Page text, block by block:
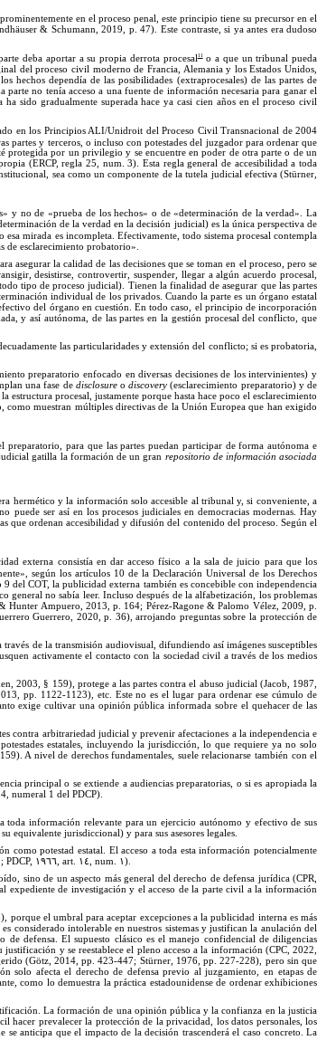
en el proceso penal, este principio tiene su precursor en el
& Schumann, 2019, p.47). Este contraste, si ya antes era dudoso
deba aportar a su propia derrota procesal11o a que un tribunal pueda
del proceso civil moderno de Francia, Alemania y los Estados Unidos,
hechos dependía de las posibilidades (extraprocesales) de las partes de
parte no tenía acceso a una fuente de información necesaria para ganar el
sido gradualmente superada hace ya casi cien años en el proceso civil
en los Principios ALI/Unidroit del Proceso Civil Transnacional de 2004
partes y terceros, o incluso con potestades del juzgador para ordenar que
éprotegida por un privilegio y se encuentre en poder de otra parte o de un
(ERCP, regla 25, num. 3). Esta reglageneral de accesibilidad a toda
sea como un componente de la tutela judicial efectiva (Stürner,
»y no de «prueba de los hechos» o de «determinación de la verdad».
La
de la verdad en la decisión judicial) es la única perspectiva de
esa mirada es incompleta. Efectivamente, todo sistema procesal contempla
de esclarecimiento probatorio».
asegurar la calidad de las decisiones que se toman en el proceso, pero se
desistirse, controvertir, suspender, llegar a algún acuerdo procesal,
tipode proceso judicial). Tienen la finalidad de asegurar que las partes
individual de los privados. Cuando la parte es un órgano estatal
del órgano en cuestión.Entodo caso, el principio de incorporación
y así autónoma, de las partes en la gestión procesal del conflicto, que
las particularidades y extensión del conflicto; si es probatoria,
preparatorio enfocado en diversas decisiones de los intervinientes) y
una fase de disclosureodiscovery (esclarecimiento preparatorio) y de
procesal, justamente porque hasta hace poco el esclarecimiento
como muestran múltiples directivas de la Unión Europea que han exigido
para que las partes puedan participar de forma autónoma e
gatilla la formación de un gran repositorio de información asociada
hermético y la información solo accesible al tribunal y, si conveniente, a
puede ser así en los procesos judiciales en democracias modernas.Hay
que ordenan accesibilidad y difusión del contenido del proceso. Según el
externa consistía en dar acceso físico a la sala de juicio para que los
, según los artículos 10 de la Declaración Universal de los Derechos
9 del COT, la publicidad externa también es concebible con independencia
no sabía leer. Incluso después de la alfabetización, los problemas
& Hunter Ampuero, 2013,p. 164; Pérez-Ragone & Palomo Vélez, 2009,p.
Guerrero, 2020,p. 36), arrojando preguntas sobre la protección de
de la transmisión audiovisual, difundiendo así imágenes susceptibles
activamente el contacto con la sociedad civil a través de los medios
2003, § 159), protege a las partes contra el abuso judicial (Jacob, 1987,
pp. 1122-1 123), etc. Este no es el lugar para ordenar ese cúmulo de
exige cultivar una opinión pública informada sobre el quehacer de las
contra arbitrariedad judicial y prevenir afectaciones a la independencia e
estatales, incluyendo la jurisdicción, lo que requiere ya no solo
159). A nivel de derechos fundamentales, suele relacionarse también con el
principal o se extiende a audiencias preparatorias, o si es apropiada la
numeral 1 del PDCP).
toda información relevante para un ejercicio autónomo y efectivo de sus
equivalente jurisdiccional) y para sus asesores legales.
como potestad estatal. Elacceso a toda esta información potencialmente
; PDCP, ١٩٦٦ , art. ١٤ num. ١).
sino de un aspecto más general del derecho de defensa jurídica (CPR,
expediente de investigación y el acceso de la parte civil a la información
porque el umbral para aceptar excepciones a la publicidad interna es más
considerado intolerable en nuestros sistemas y justifican la anulación del
de defensa. Elsupuesto clásico es el manejo confidencial de diligencias
justificación y se reestablece el pleno acceso a la información (CPC, 2022,
(Götz, 2014, pp.423-447; Stürner, 1976, pp.227-228), pero sin que
solo afecta el derecho de defensa previo al juzgamiento, en etapas de
como lo demuestra la práctica estadounidense de ordenar exhibiciones
Laformación de una opinión públicay la confianza en la justicia
hacer prevalecer la protección de la privacidad, los datos personales, los
se anticipa que el impacto de la decisión trascenderá el caso concreto.La